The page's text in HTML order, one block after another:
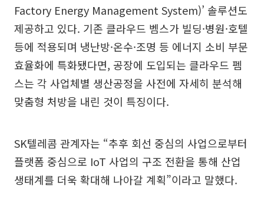
Factory Energy Management System)’ 솔루션도
제공하고 있다. 기존 클라우드 벰스가 빌딩·병원·호텔
등에 적용되며 냉난방·온수·조명 등 에너지 소비 부문
효율화에 특화됐다면, 공장에 도입되는 클라우드 펨
스는 각 사업체별 생산공정을 사전에 자세히 분석해
맞춤형 처방을 내린 것이 특징이다.
SK텔레콤 관계자는 “추후 회선 중심의 사업으로부터
플랫폼 중심으로 IoT 사업의 구조 전환을 통해 산업
생태계를 더욱 확대해 나아갈 계획”이라고 말했다.